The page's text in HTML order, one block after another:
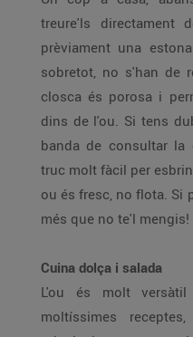
treure'ls directament
prèviament una
sobretot, no s'han de
closca és porosa i
dins de l'ou. Si tens
banda de consultar la
truc molt fàcil per
ou és fresc, no flota. Si
més que no te'l mengis!
Cuina dolça i salada
L'ou és molt
moltíssimes